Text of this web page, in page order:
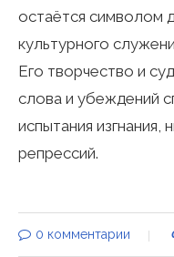
остаётся символом
культурного
Его творчество и
слова и убеждений
испытания изгнания,
репрессий.
0 комментарии